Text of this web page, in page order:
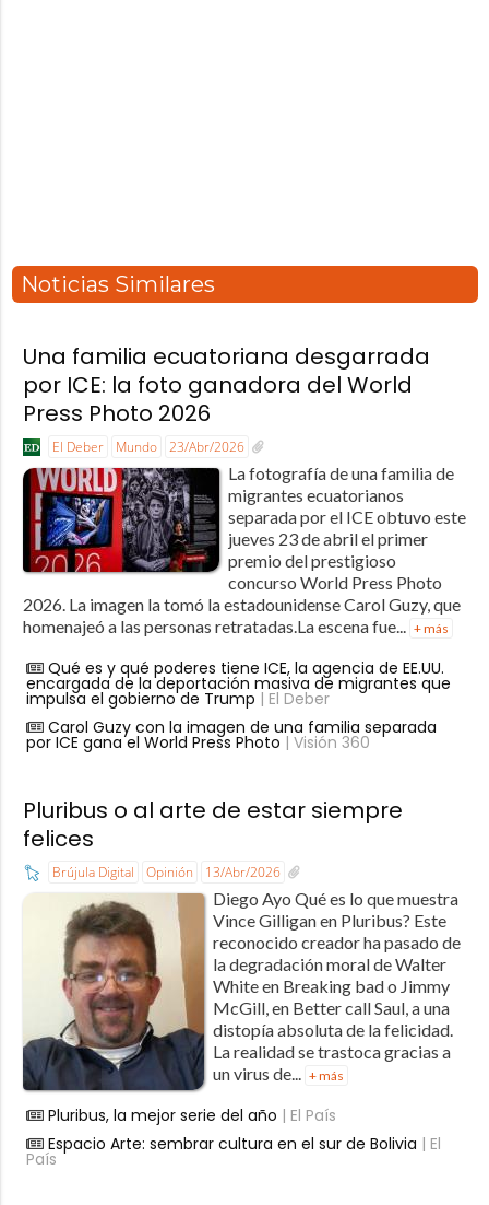
Noticias Similares
Una familia ecuatoriana desgarrada
por ICE: la foto ganadora del World
Press Photo 2026
El Deber Mundo 23/Abr/2026
La fotografía de una familia de
migrantes ecuatorianos
separada por el ICE obtuvo este
jueves 23 de abril el primer
premio del prestigioso
concurso World Press Photo
2026. La imagen la tomó la estadounidense Carol Guzy, que
homenajeó a las personas retratadas.La escena fue... + más
Qué es y qué poderes tiene ICE, la agencia de EE.UU.
encargada de la deportación masiva de migrantes que
impulsa el gobierno de Trump | El Deber
Carol Guzy con la imagen de una familia separada
por ICE gana el World Press Photo | Visión 360
Pluribus o al arte de estar siempre
felices
Brújula Digital Opinión 13/Abr/2026
Diego Ayo Qué es lo que muestra
Vince Gilligan en Pluribus? Este
reconocido creador ha pasado de
la degradación moral de Walter
White en Breaking bad o Jimmy
McGill, en Better call Saul, a una
distopía absoluta de la felicidad.
La realidad se trastoca gracias a
un virus de...
+ más
Pluribus, la mejor serie del año | El País
Espacio Arte: sembrar cultura en el sur de Bolivia | El
País